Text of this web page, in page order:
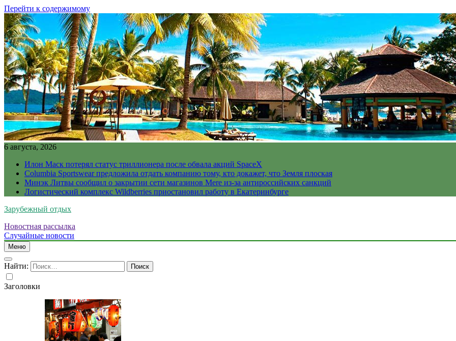
Перейти к содержимому
6 августа, 2026
Илон Маск потерял статус триллионера после обвала акций SpaceX
Columbia Sportswear предложила отдать компанию тому, кто докажет, что Земля плоская
Минэк Литвы сообщил о закрытии сети магазинов Mere из-за антироссийских санкций
Логистический комплекс Wildberries приостановил работу в Екатеринбурге
Зарубежный отдых
Новостная рассылка
Случайные новости
Меню
Найти:
Заголовки